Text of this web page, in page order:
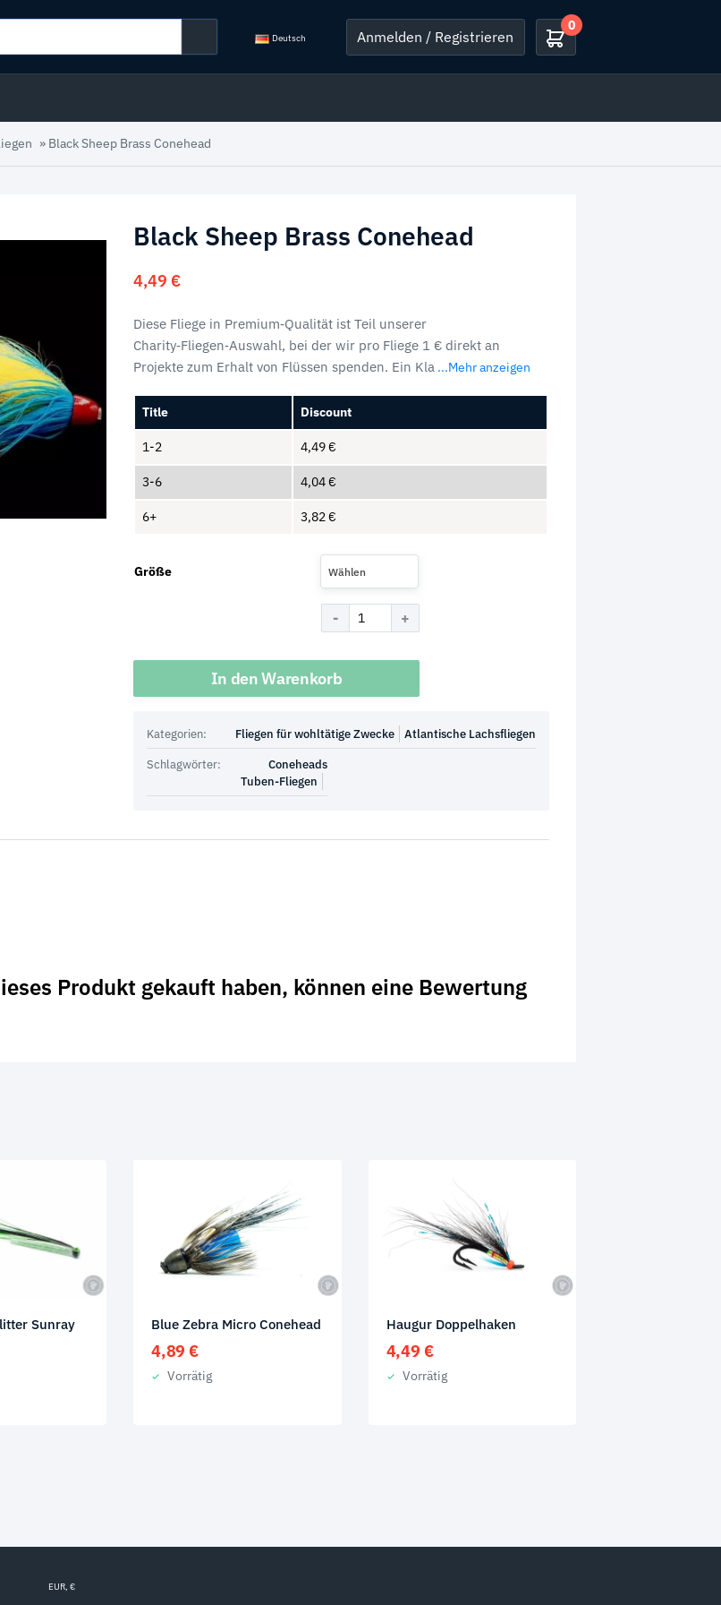
Deutsch Anmelden / Registrieren
0
» Black Sheep Brass Conehead
Black Sheep Brass Conehead
4,49 €
Diese Fliege in Premium‑Qualität ist Teil unserer
Charity‑Fliegen‑Auswahl, bei der wir pro Fliege 1 € direkt an
Projekte zum Erhalt von Flüssen spenden. Ein Kla ...Mehr anzeigen
Title Discount
1-2 4,49€
3-6 4,04€
6+ 3,82€
Größe Wählen
In den Warenkorb
Kategorien: Atlantische Lachsfliegen
Fliegen für wohltätige Zwecke
Schlagwörter:
Coneheads
Tuben-Fliegen
Produkt gekauft haben, können eine Bewertung
Sunray Blue Zebra Micro Conehead
4,89 €
Vorrätig
Haugur Doppelhaken
4,49 €
Vorrätig
EUR, €